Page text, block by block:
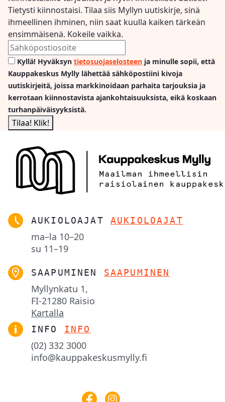
Tietysti kiinnostaisi. Tilaa siis Myllyn uutiskirje, sinä
ihmeellinen ihminen, niin saat kuulla kaiken tärkeän
ensimmäisenä. Kokeile vaikka.
Kyllä! Hyväksyn tietosuojaselosteen ja minulle sopii, että
Kauppakeskus Mylly lähettää sähköpostiini kivoja
uutiskirjeitä, joissa markkinoidaan parhaita tarjouksia ja
kerrotaan kiinnostavista ajankohtaisuuksista, eikä koskaan
turhanpäiväisyyksistä.
AUKIOLOAJAT AUKIOLOAJAT
ma–la 10–20
su 11–19
SAAPUMINEN SAAPUMINEN
Myllynkatu 1,
FI-21280 Raisio
Kartalla
INFO INFO
(02) 332 3000
info@kauppakeskusmylly.fi